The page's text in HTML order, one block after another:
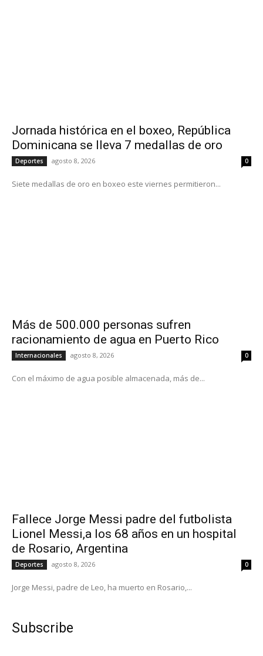
Jornada histórica en el boxeo, República
Dominicana se lleva 7 medallas de oro
Deportes agosto 8, 2026 0
Siete medallas de oro en boxeo este viernes permitieron...
Más de 500.000 personas sufren
racionamiento de agua en Puerto Rico
Internacionales agosto 8, 2026 0
Con el máximo de agua posible almacenada, más de...
Fallece Jorge Messi padre del futbolista
Lionel Messi,a los 68 años en un hospital
de Rosario, Argentina
Deportes agosto 8, 2026 0
Jorge Messi, padre de Leo, ha muerto en Rosario,...
Subscribe